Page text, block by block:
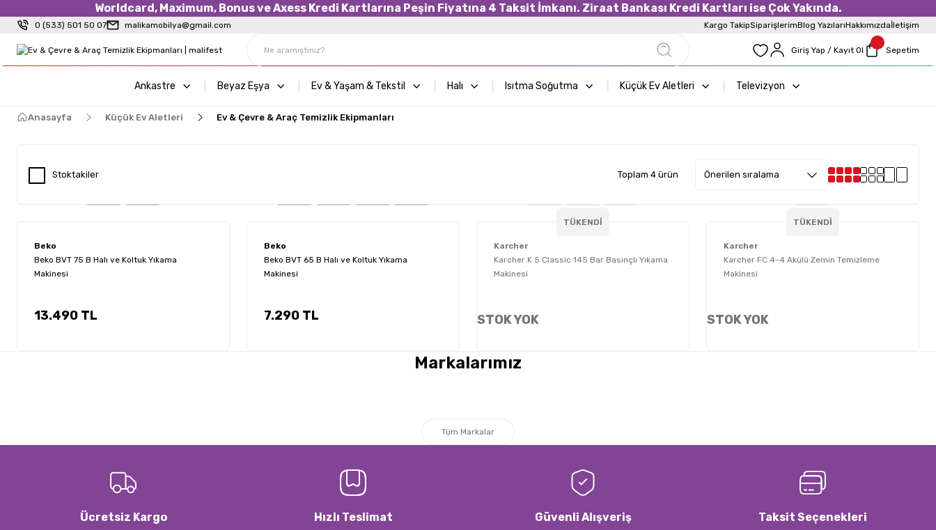
Worldcard, Maximum, Bonus ve Axess Kredi Kartlarına Peşin Fiyatına 4 Taksit İmkanı. Ziraat Bankası Kredi Kartları ise Çok Yakında.
0 (533) 501 50 07 malikamobilya@gmail.com Kargo TakipSiparişlerimBlog YazılarıHakkımızdaİletişim
Giriş Yap / Kayıt Ol Sepetim
Ankastre Beyaz Eşya Ev & Yaşam & Tekstil Halı Isıtma Soğutma Küçük Ev Aletleri Televizyon
Anasayfa Küçük Ev Aletleri Ev & Çevre & Araç Temizlik Ekipmanları
Stoktakiler Toplam 4 ürün
Beko
Beko BVT 75 B Halı ve Koltuk Yıkama
Makinesi
13.490 TL
Beko
Beko BVT 65 B Halı ve Koltuk Yıkama
Makinesi
7.290 TL
TÜKENDİ
Karcher
Karcher K 5 Classic 145 Bar Basınçlı Yıkama
Makinesi
STOK YOK
TÜKENDİ
Karcher
Karcher FC 4-4 Akülü Zemin Temizleme
Makinesi
STOK YOK
Markalarımız
Tüm Markalar
Ücretsiz Kargo Hızlı Teslimat Güvenli Alışveriş Taksit Seçenekleri